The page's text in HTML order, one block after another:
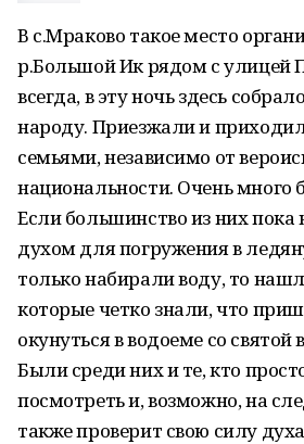
В с.Мраково такое место
р.Большой Ик рядом с улицей
всегда, в эту ночь здесь
народу. Приезжали и
семьями, независимо от
национальности. Очень
Если большинство из них пока
духом для погружения в
только набирали воду, то
которые четко знали, что
окунуться в водоеме со святой
Были среди них и те, кто
посмотреть и, возможно, на
также проверит свою силу